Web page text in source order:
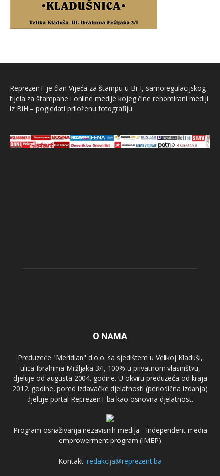
ReprezenT je član Vijeća za štampu u BiH, samoregulacijskog
tijela za štampane i online medije kojeg čine renomirani mediji
iz BiH – pogledati priloženu fotografiju.
O NAMA
Preduzeće "Meridian" d.o.o. sa sjedištem u Velikoj Kladuši,
ulica Ibrahima Mržljaka 3/I, 100% u privatnom vlasništvu,
djeluje od augusta 2004. godine. U okviru preduzeća od kraja
2012. godine, pored izdavačke djelatnosti (periodična izdanja)
djeluje portal ReprezenT.ba kao osnovna djelatnost.
Program osnaživanja nezavisnih medija - Independent media
emprowerment program (IMEP)
Kontakt: redakcija@reprezent.ba